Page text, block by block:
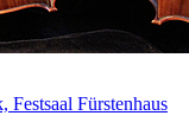
Fürstenhaus